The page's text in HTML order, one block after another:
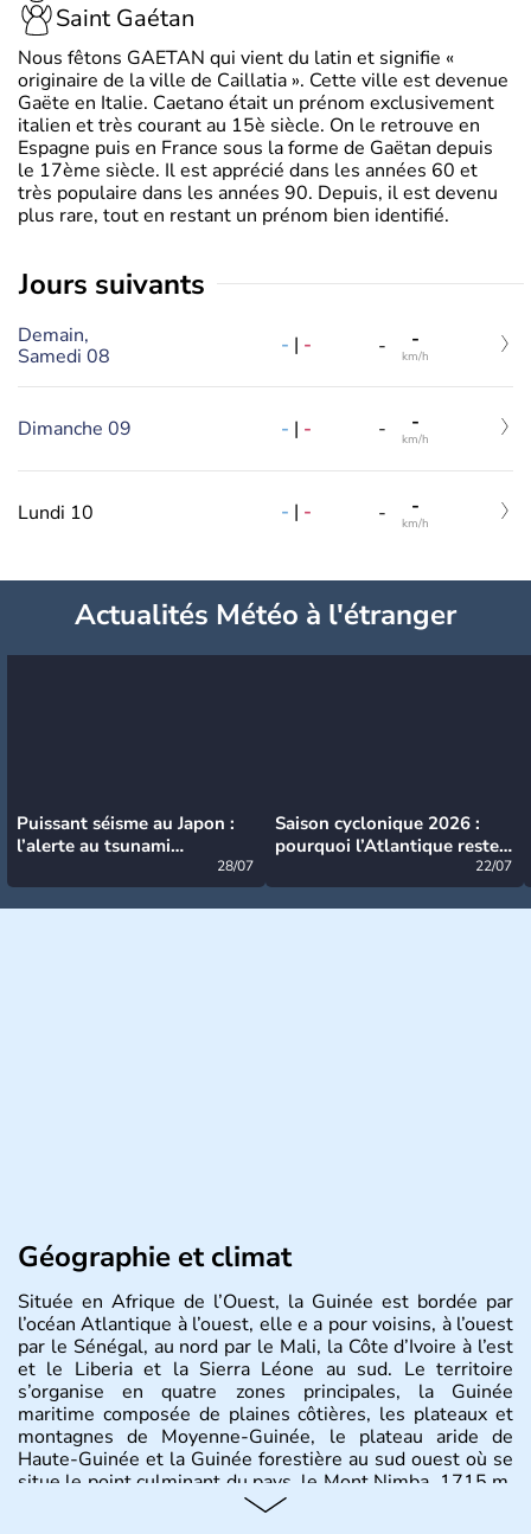
Saint Gaétan
Nous fêtons GAETAN qui vient du latin et signifie «
originaire de la ville de Caillatia ». Cette ville est devenue
Gaëte en Italie. Caetano était un prénom exclusivement
italien et très courant au 15è siècle. On le retrouve en
Espagne puis en France sous la forme de Gaëtan depuis
le 17ème siècle. Il est apprécié dans les années 60 et
très populaire dans les années 90. Depuis, il est devenu
plus rare, tout en restant un prénom bien identifié.
jours suivants
Demain,
Samedi 08
- | - - -
km/h
Dimanche 09 - | - - -
km/h
Lundi 10 - | - - -
km/h
Actualités Météo à l'étranger
Puissant séisme au Japon :
l’alerte au tsunami
28/07
Saison cyclonique 2026 :
pourquoi l’Atlantique reste
22/07
Géographie et climat
Située en Afrique de l’Ouest, la Guinée est bordée par
l’océan Atlantique à l’ouest, elle e a pour voisins, à l’ouest
par le Sénégal, au nord par le Mali, la Côte d’Ivoire à l’est
et le Liberia et la Sierra Léone au sud. Le territoire
s’organise en quatre zones principales, la Guinée
maritime composée de plaines côtières, les plateaux et
montagnes de Moyenne-Guinée, le plateau aride de
Haute-Guinée et la Guinée forestière au sud ouest où se
situe le point culminant du pays, le Mont Nimba, 1715 m.
Occupant 246 000 km2, le pays recense près de